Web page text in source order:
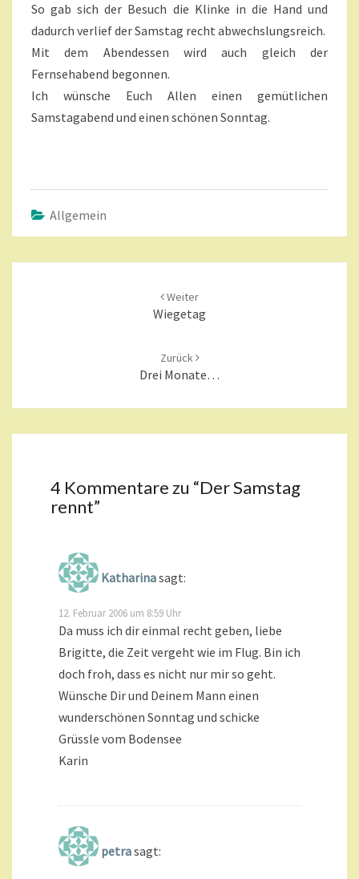
So gab sich der Besuch die Klinke in die Hand und
dadurch verlief der Samstag recht abwechslungsreich.
Mit dem Abendessen wird auch gleich der
Fernsehabend begonnen.
Ich wünsche Euch Allen einen gemütlichen
Samstagabend und einen schönen Sonntag.
Allgemein
Weiter
Wiegetag
Zurück
Drei Monate…
4 Kommentare zu “Der Samstag
rennt”
Katharinasagt:
12. Februar 2006 um 8:59 Uhr
Da muss ich dir einmal recht geben, liebe
Brigitte, die Zeit vergeht wie im Flug. Bin ich
doch froh, dass es nicht nur mir so geht.
Wünsche Dir und Deinem Mann einen
wunderschönen Sonntag und schicke
Grüssle vom Bodensee
Karin
petrasagt: